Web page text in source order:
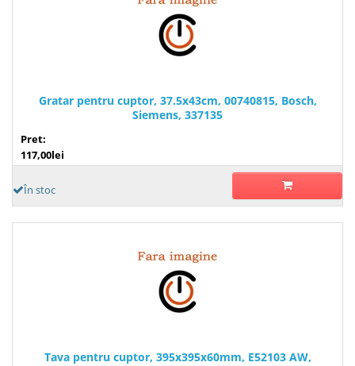
Gratar pentru cuptor, 37.5x43cm, 00740815, Bosch,
Siemens, 337135
Pret:
117,00lei
În stoc
Tava pentru cuptor, 395x395x60mm, E52103 AW,